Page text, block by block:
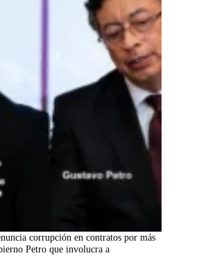
corrupción en contratos por más
Petro que involucra a